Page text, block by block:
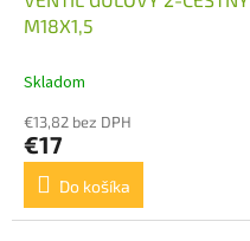
M18X1,5
Skladom
€13,82 bez DPH
€17
Do košíka